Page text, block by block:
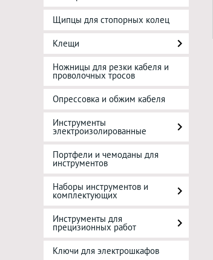
Щипцы для стопорных колец
Клещи
Ножницы для резки кабеля и
проволочных тросов
Опрессовка и обжим кабеля
Инструменты
электроизолированные
Портфели и чемоданы для
инструментов
Наборы инструментов и
комплектующих
Инструменты для
прецизионных работ
Ключи для электрошкафов